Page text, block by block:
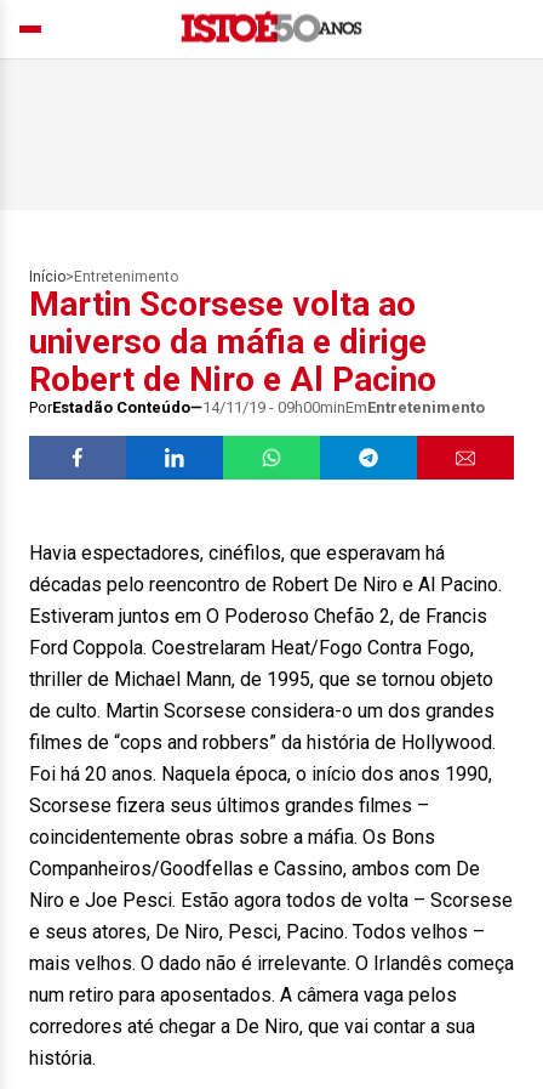
Início> Entretenimento
Martin Scorsese volta ao
universo da máfia e dirige
Robert de Niro e Al Pacino
PorEstadão Conteúdo 14/11/19 - 09h00minEmEntretenimento
Havia espectadores, cinéfilos, que esperavam há
décadas pelo reencontro de Robert De Niro e Al Pacino.
Estiveram juntos em O Poderoso Chefão 2, de Francis
Ford Coppola. Coestrelaram Heat/Fogo Contra Fogo,
thriller de Michael Mann, de 1995, que se tornou objeto
de culto. Martin Scorsese considera-o um dos grandes
filmes de “cops and robbers” da história de Hollywood.
Foi há 20 anos. Naquela época, o início dos anos 1990,
Scorsese fizera seus últimos grandes filmes –
coincidentemente obras sobre a máfia. Os Bons
Companheiros/Goodfellas e Cassino, ambos com De
Niro e Joe Pesci. Estão agora todos de volta – Scorsese
e seus atores, De Niro, Pesci, Pacino. Todos velhos –
mais velhos. O dado não é irrelevante. O Irlandês começa
num retiro para aposentados. A câmera vaga pelos
corredores até chegar a De Niro, que vai contar a sua
história.